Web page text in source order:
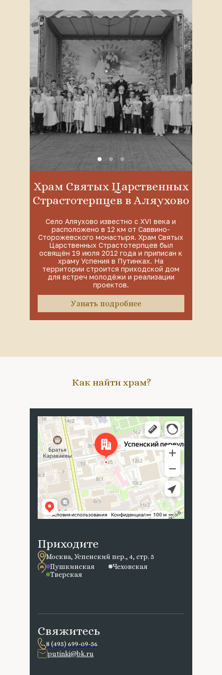
Храм Святых Царственных
Страстотерпцев в Аляухово
Село Аляухово известно с XVI века и
расположено в 12 км от Саввино-
Сторожевского монастыря. Храм Святых
Царственных Страстотерпцев был
освящён 19 июля 2012 года и приписан к
храму Успения в Путинках. На
территории строится приходской дом
для встреч молодёжи и реализации
проектов.
Узнать подробнее
Свяжитесь
8 (495) 699-09-56
putinki@bk.ru
Приходите
Москва, Успенский пер., 4, стр. 5
Пушкинская
Чеховская
Тверская
Как найти храм?
Москва
Успенский переулок, 4с5 — Яндекс Карты